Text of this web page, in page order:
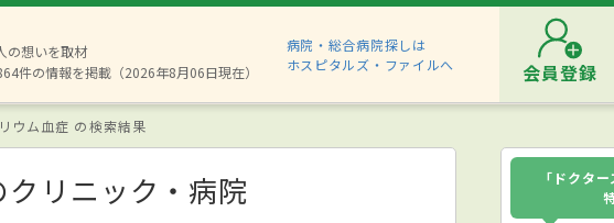
の想いを取材
件の情報を掲載（2026年8月06日現在）
病院・総合病院探しは
ホスピタルズ・ファイルへ
会員登録
ウム血症 の検索結果
クリニック・病院
「ドクタ